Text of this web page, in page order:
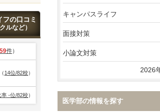
フの口コミ
ルなど）
59件）
（ 14位/82校）
率 -位/82校）
キャンパスライフ
面接対策
小論文対策
2026
医学部の情報を探す